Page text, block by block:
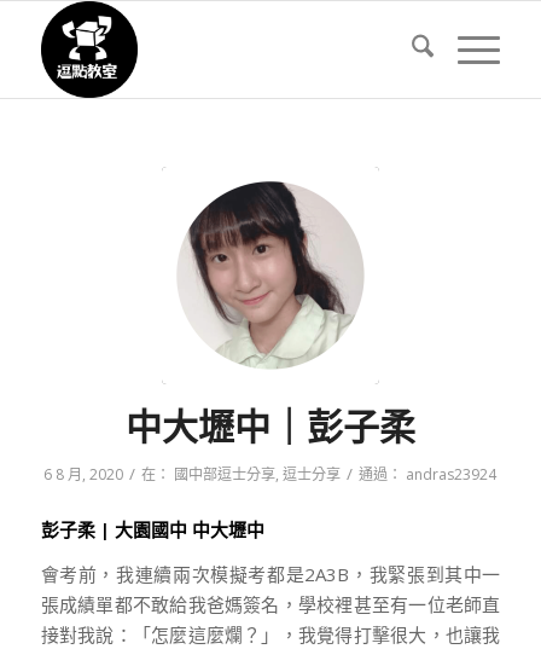
中大壢中｜彭子柔
6 8 月, 2020 / 在： 國中部逗士分享,逗士分享 / 通過： andras23924
彭子柔 | 大園國中 中大壢中
會考前，我連續兩次模擬考都是2A3B，我緊張到其中一
張成績單都不敢給我爸媽簽名，學校裡甚至有一位老師直
接對我說：「怎麼這麼爛？」，我覺得打擊很大，也讓我